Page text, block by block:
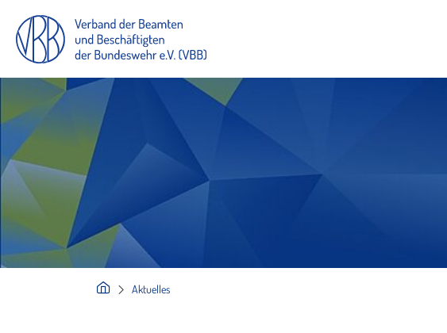
Aktuelles